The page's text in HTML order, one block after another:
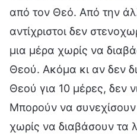
από τον Θεό. Από την
αντίχριστοι δεν
μια μέρα χωρίς να
Θεού. Ακόμα κι αν δεν
Θεού για 10 μέρες, δεν
Μπορούν να
χωρίς να διαβάσουν τα